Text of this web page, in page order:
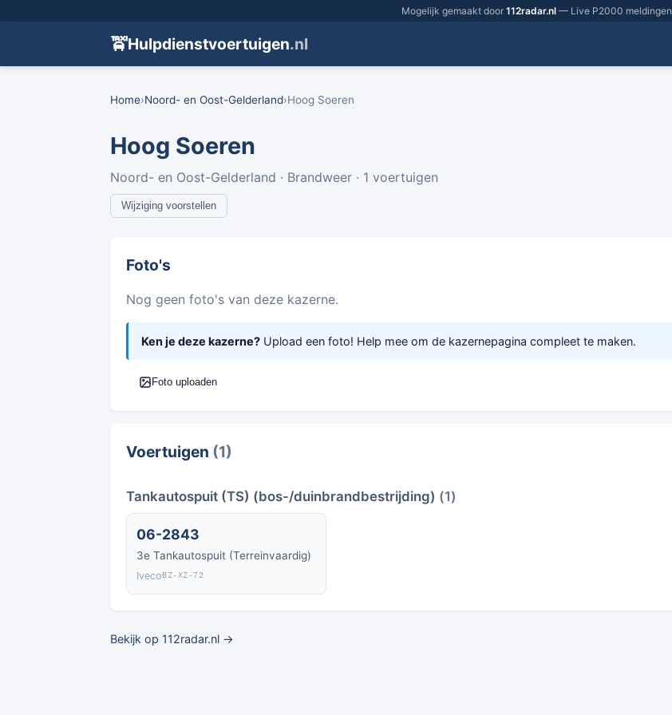
Mogelijk gemaakt door 112radar.nl— Live P2000 meldingen
🚖Hulpdienstvoertuigen.nl
Home›Noord- en Oost-Gelderland›Hoog Soeren
Hoog Soeren
Noord- en Oost-Gelderland · Brandweer · 1 voertuigen
Wijziging voorstellen
Foto's
Nog geen foto's van deze kazerne.
Ken je deze kazerne? Upload een foto! Help mee om de kazernepagina compleet te maken.
Foto uploaden
Voertuigen (1)
Tankautospuit (TS) (bos-/duinbrandbestrijding) (1)
06-2843
3e Tankautospuit (Terreinvaardig)
IvecoBZ-XZ-72
Bekijk op 112radar.nl →